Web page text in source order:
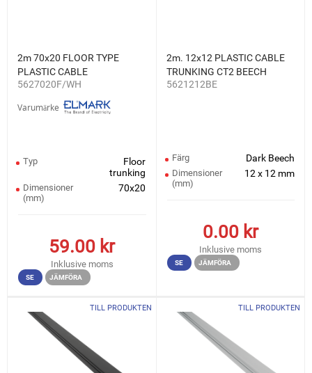
2m 70x20 FLOOR TYPE
PLASTIC CABLE
TRUNKING WHITE
5627020F/WH
Varumärke
Typ
Floor
trunking
Dimensioner
(mm)
70x20
59.00 kr
Inklusive moms
SE JÄMFÖRA
2m. 12x12 PLASTIC CABLE
TRUNKING CT2 BEECH
5621212BE
Färg Dark Beech
Dimensioner
(mm)
12 x 12 mm
0.00 kr
Inklusive moms
SE JÄMFÖRA
TILL PRODUKTEN TILL PRODUKTEN